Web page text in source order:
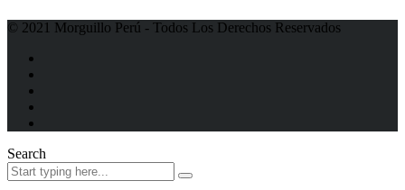
© 2021 Morguillo Perú - Todos Los Derechos Reservados
Search